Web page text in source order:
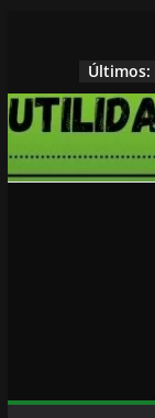
conteúdo
Últimos: